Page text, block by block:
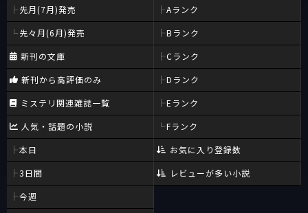
先月(7月)発売
先々月(6月)発売
新刊の文庫
新刊から高評価のみ
ミステリ関連雑誌一覧
人気・話題の小説
本日
3日間
今週
Aランク
Bランク
Cランク
Dランク
Eランク
Fランク
お気に入り登録数
レビューが多い小説